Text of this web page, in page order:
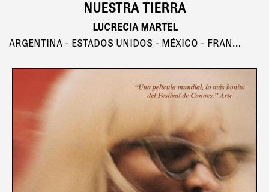
NUESTRA TIERRA
LUCRECIA MARTEL
ARGENTINA - ESTADOS UNIDOS - MÉXICO - FRANCIA - HOLANDA - DINAMARCA, 122'